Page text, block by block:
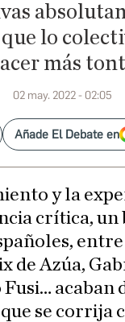
lo
más
02 may. 2022 - 02:05
Añade El Debate en
y la
crítica, un
de Azúa,
acaban
se corrija